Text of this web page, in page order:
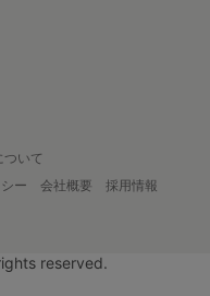
いて
ー 会社概要
採用情報
reserved.